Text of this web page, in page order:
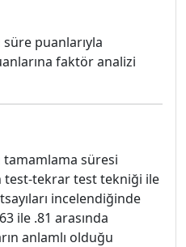
puanlarıyla
faktör analizi
tamamlama süresi
test-tekrar test tekniği ile
incelendiğinde
ile .81 arasında
anlamlı olduğu